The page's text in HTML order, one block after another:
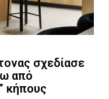
σχεδίασε
από
κήπους